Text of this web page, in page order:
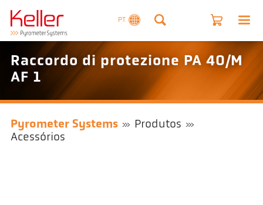
PT
Raccordo di protezione PA 40/M
AF 1
Pyrometer Systems
Produtos
Acessórios